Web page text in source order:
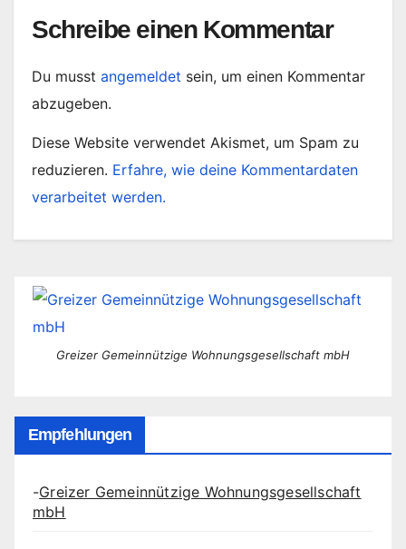
Schreibe einen Kommentar
Du musst angemeldet sein, um einen Kommentar
abzugeben.
Diese Website verwendet Akismet, um Spam zu
reduzieren. Erfahre, wie deine Kommentardaten
verarbeitet werden.
Greizer Gemeinnützige Wohnungsgesellschaft mbH
Empfehlungen
-Greizer Gemeinnützige Wohnungsgesellschaft
mbH